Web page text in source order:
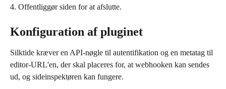
4. Offentliggør siden for at afslutte.
Konfiguration af pluginet
Silktide kræver en API-nøgle til autentifikation og en metatag til
editor-URL'en, der skal placeres for, at webhooken kan sendes
ud, og sideinspektøren kan fungere.